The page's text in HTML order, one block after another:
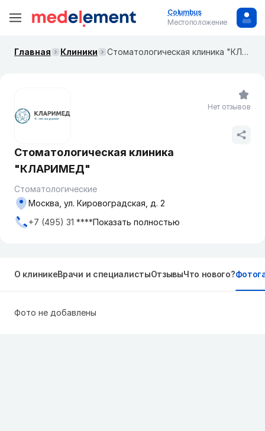
Columbus
Местоположение
Главная Клиники Стоматологическая клиника "КЛАРИМЕД"
Стоматологическая клиника
"КЛАРИМЕД"
Стоматологические
Москва, ул. Кировоградская, д. 2
+7 (495) 31 ****Показать полностью
Нет отзывов
О клиникеВрачи и специалистыОтзывыЧто нового?
Фото не добавлены